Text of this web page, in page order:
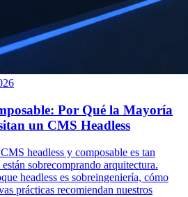
Por Qué la Mayoría
un CMS Headless
headless y composable es tan
sobrecomprando arquitectura.
headless es sobreingeniería, cómo
prácticas recomiendan nuestros